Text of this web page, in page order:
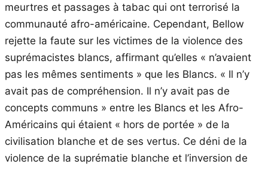
meurtres et passages à tabac qui ont terrorisé la
communauté afro-américaine. Cependant, Bellow
rejette la faute sur les victimes de la violence des
suprémacistes blancs, affirmant qu’elles « n’avaient
pas les mêmes sentiments » que les Blancs. « Il n’y
avait pas de compréhension. Il n’y avait pas de
concepts communs » entre les Blancs et les Afro-
Américains qui étaient « hors de portée » de la
civilisation blanche et de ses vertus. Ce déni de la
violence de la suprématie blanche et l’inversion de